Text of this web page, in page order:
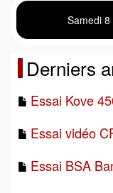
Samedi 8
Derniers
Essai Kove
Essai vidéo
Essai BSA